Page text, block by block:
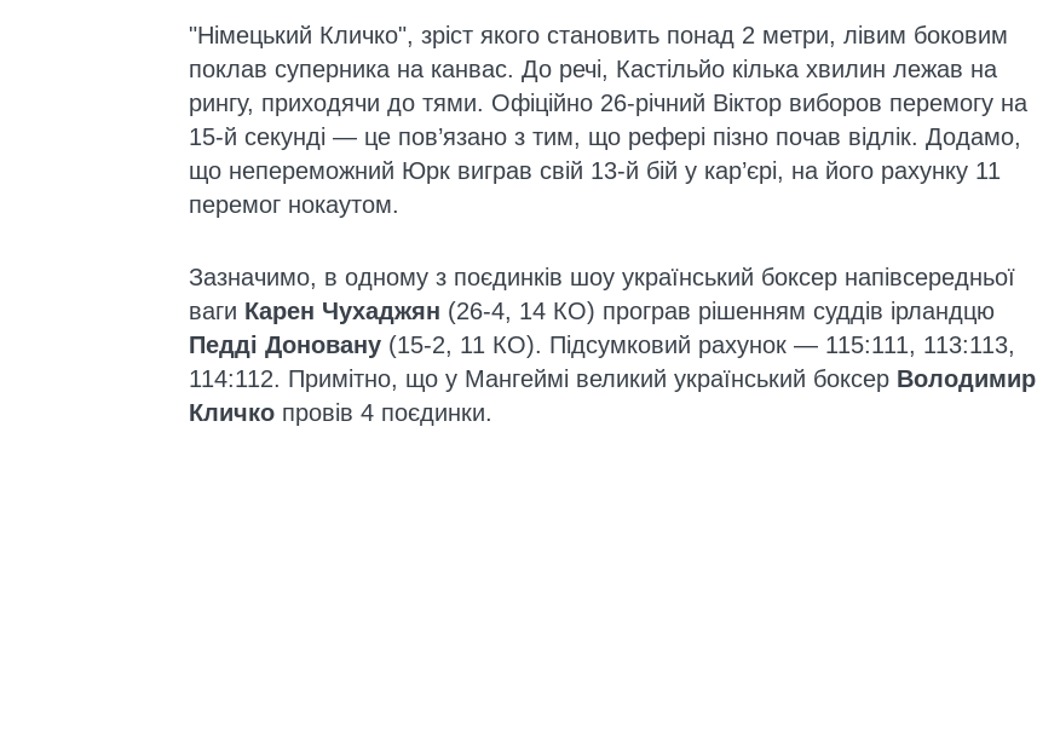
"Німецький Кличко", зріст якого становить понад 2 метри, лівим боковим
поклав суперника на канвас. До речі, Кастільйо кілька хвилин лежав на
рингу, приходячи до тями. Офіційно 26-річний Віктор виборов перемогу на
15-й секунді — це пов’язано з тим, що рефері пізно почав відлік. Додамо,
що непереможний Юрк виграв свій 13-й бій у кар’єрі, на його рахунку 11
перемог нокаутом.
Зазначимо, в одному з поєдинків шоу український боксер напівсередньої
ваги Карен Чухаджян (26-4, 14 КО) програв рішенням суддів ірландцю
Педді Доновану (15-2, 11 КО). Підсумковий рахунок — 115:111, 113:113,
114:112. Примітно, що у Мангеймі великий український боксер Володимир
Кличко провів 4 поєдинки.